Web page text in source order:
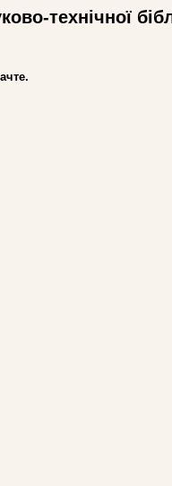
технічної